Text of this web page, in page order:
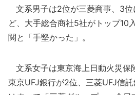
文系男子は2位が三菱商事、3位
ど、大手総合商社5社がトップ10
関と「手堅かった」。
文系女子は東京海上日動火災保
東京UFJ銀行が2位、三菱UFJ信